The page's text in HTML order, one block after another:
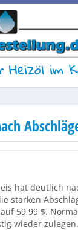
Heizöl im
hat deutlich
starken
59,99 $.
wieder zulegen.